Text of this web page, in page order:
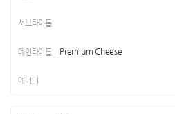
Premium Cheese